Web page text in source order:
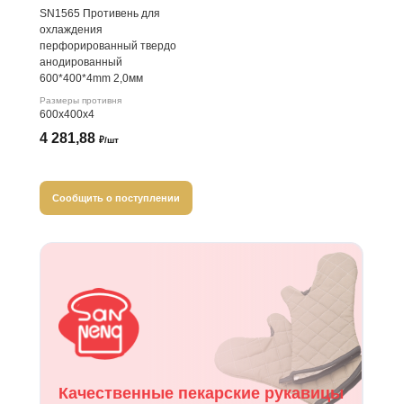
SN1565 Противень для
охлаждения
перфорированный твердо
анодированный
600*400*4mm 2,0мм
Размеры противня
600х400х4
4 281,88 ₽/шт
Сообщить о поступлении
Качественные пекарские рукавицы